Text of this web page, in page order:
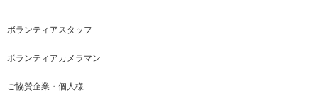
ボランティアスタッフ
ボランティアカメラマン
ご協賛企業・個人様